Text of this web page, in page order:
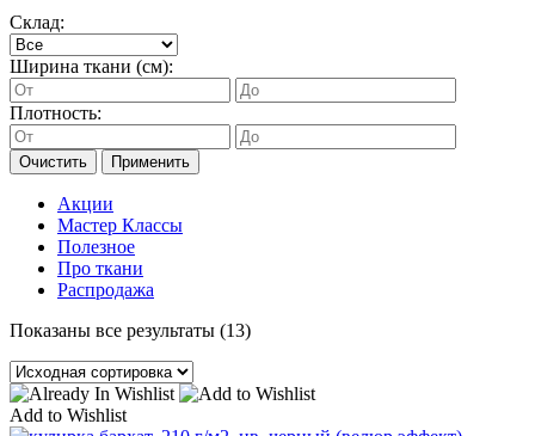
Склад:
Ширина ткани (см):
Плотность:
Очистить Применить
Акции
Мастер Классы
Полезное
Про ткани
Распродажа
Показаны все результаты (13)
Add to Wishlist